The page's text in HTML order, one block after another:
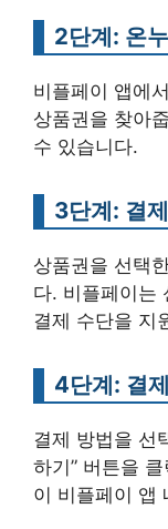
2단계: 온
비플페이 앱에
상품권을 찾아
수 있습니다.
3단계: 결
상품권을 선택
다. 비플페이는
결제 수단을 지
4단계: 결
결제 방법을 선
하기” 버튼을
이 비플페이 앱